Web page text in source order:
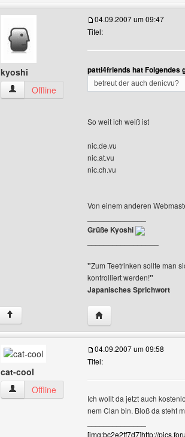
kyoshi
kyoshi Benutzer-Profile anzeigen
Offline
04.09.2007 um 09:47
Titel:
patti4friends hat Folgendes
betreut der auch denicvu?
So weit ich weiß ist
nic.de.vu
nic.at.vu
nic.ch.vu
Von einem anderen
Grüße Kyoshi
"Zum Teetrinken sollte man
kontrolliert werden!"
Japanisches Sprichwort
↑ Website dieses
cat-cool
cat-cool Benutzer-Profile anzeigen
Offline
04.09.2007 um 09:58
Titel:
Ich wollt da jetzt auch
nem Clan bin. Bloß da steht
[img:bc2e2ff7d7]http://